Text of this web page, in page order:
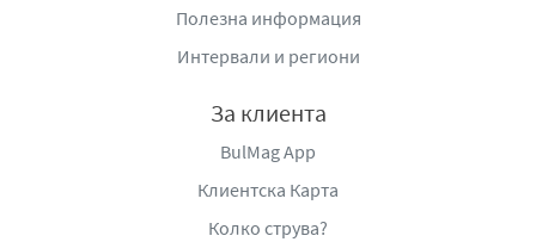
Полезна информация
Интервали и региони
За клиента
BulMag App
Клиентска Карта
Колко струва?